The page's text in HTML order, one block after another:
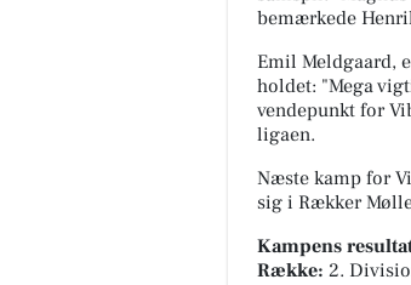
bemærkede
Emil Meldgaard,
holdet: "Mega
vendepunkt for
ligaen.
Næste kamp for
sig i Rækker
Kampens
Række: 2.